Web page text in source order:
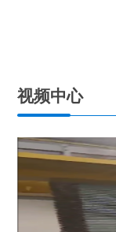
视频中心